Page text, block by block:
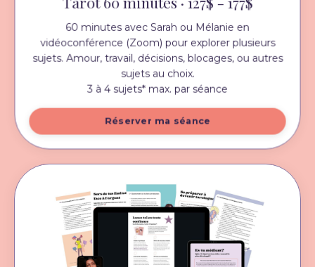
60 minutes avec Sarah ou Mélanie en
vidéoconférence (Zoom) pour explorer plusieurs
sujets. Amour, travail, décisions, blocages, ou autres
sujets au choix.
3 à 4 sujets* max. par séance
Réserver ma séance